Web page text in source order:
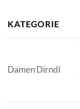
KATEGORIE
Damen Dirndl